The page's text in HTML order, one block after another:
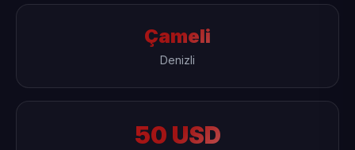
Çameli
Denizli
50 USD